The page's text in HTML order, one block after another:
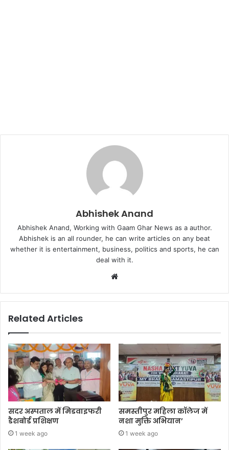
Abhishek Anand
Abhishek Anand, Working with Gaam Ghar News as a author.
Abhishek is an all rounder, he can write articles on any beat
whether it is entertainment, business, politics and sports, he can
deal with it.
Website
Related Articles
सदर अस्पताल में मिडवाइफरी
डैशबोर्ड प्रशिक्षण
1 week ago
समस्तीपुर महिला कॉलेज में
नशा मुक्ति अभियान’
1 week ago